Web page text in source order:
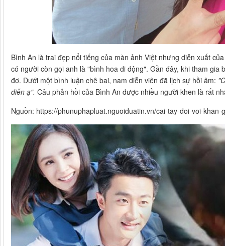
Bình An là trai đẹp nổi tiếng của màn ảnh Việt nhưng diễn xuất
có người còn gọi anh là "bình hoa di động". Gần đây, khi tham gia
đơ. Dưới một bình luận chê bai, nam diễn viên đã lịch sự hồi âm:
diễn ạ". Câu phản hồi của Bình An được nhiều người khen là rất
Nguồn: https://phunuphapluat.nguoiduatin.vn/cai-tay-doi-voi-